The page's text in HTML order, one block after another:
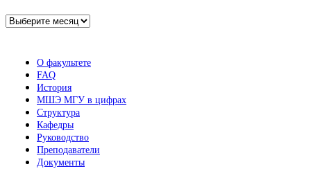
Архив
О факультете
FAQ
История
МШЭ МГУ в цифрах
Структура
Кафедры
Руководство
Преподаватели
Документы